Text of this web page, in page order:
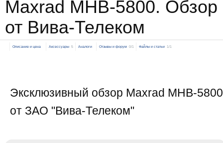
Maxrad MHB-5800. Обзор
от Вива-Телеком
Описание и цена Аксессуары 5 Аналоги Отзывы и форум 0/1 Файлы и статьи 1/1
Эксклюзивный обзор Maxrad MHB-5800
от ЗАО "Вива-Телеком"